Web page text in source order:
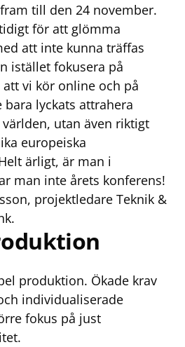
till den 24 november.
för att glömma
att inte kunna träffas
istället fokusera på
vi kör online och på
bara lyckats attrahera
utan även riktigt
europeiska
ärligt, är man i
man inte årets konferens!
projektledare Teknik &
produktion. Ökade krav
individualiserade
fokus på just